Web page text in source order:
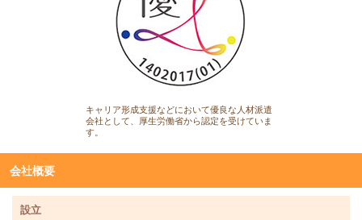
キャリア形成支援などにおいて優良な人材派遣
会社として、厚生労働省から認定を受けていま
す。
会社概要
設立